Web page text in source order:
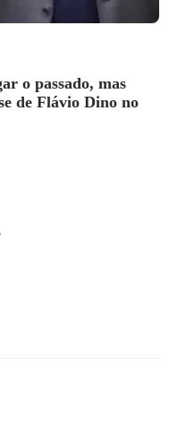
o passado, mas
de Flávio Dino no